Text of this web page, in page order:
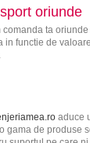
oriunde
comanda ta
in functie de
aduce
gama de produse